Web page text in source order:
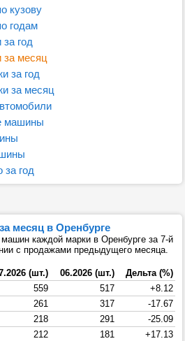
кузову
годам
год
месяц
за год
за месяц
машины
за год
месяц в Оренбурге
каждой марки в Оренбурге за 7-й
с продажами предыдущего месяца.
(шт.) 06.2026 (шт.)
Дельта (%)
559 517
+8.12
261 317
-17.67
218 291
-25.09
212 181
+17.13